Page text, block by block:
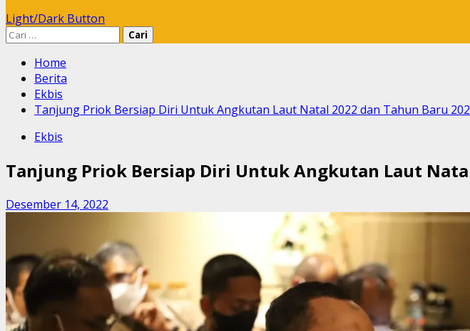
Light/Dark Button
Cari
Home
Berita
Ekbis
Tanjung Priok Bersiap Diri Untuk Angkutan Laut Natal 2022 dan Tahun Baru
Ekbis
Tanjung Priok Bersiap Diri Untuk Angkutan Laut
Desember 14, 2022